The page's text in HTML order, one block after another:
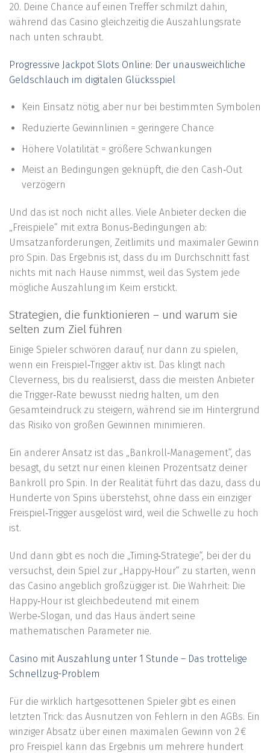
20. Deine Chance auf einen Treffer schmilzt dahin,
während das Casino gleichzeitig die Auszahlungsrate
nach unten schraubt.
Progressive Jackpot Slots Online: Der unausweichliche
Geldschlauch im digitalen Glücksspiel
Kein Einsatz nötig, aber nur bei bestimmten Symbolen
Reduzierte Gewinnlinien = geringere Chance
Höhere Volatilität = größere Schwankungen
Meist an Bedingungen geknüpft, die den Cash‑Out
verzögern
Und das ist noch nicht alles. Viele Anbieter decken die
„Freispiele“ mit extra Bonus‑Bedingungen ab:
Umsatzanforderungen, Zeitlimits und maximaler Gewinn
pro Spin. Das Ergebnis ist, dass du im Durchschnitt fast
nichts mit nach Hause nimmst, weil das System jede
mögliche Auszahlung im Keim erstickt.
Strategien, die funktionieren – und warum sie
selten zum Ziel führen
Einige Spieler schwören darauf, nur dann zu spielen,
wenn ein Freispiel‑Trigger aktiv ist. Das klingt nach
Cleverness, bis du realisierst, dass die meisten Anbieter
die Trigger‑Rate bewusst niedrig halten, um den
Gesamteindruck zu steigern, während sie im Hintergrund
das Risiko von großen Gewinnen minimieren.
Ein anderer Ansatz ist das „Bankroll‑Management“, das
besagt, du setzt nur einen kleinen Prozentsatz deiner
Bankroll pro Spin. In der Realität führt das dazu, dass du
Hunderte von Spins überstehst, ohne dass ein einziger
Freispiel‑Trigger ausgelöst wird, weil die Schwelle zu hoch
ist.
Und dann gibt es noch die „Timing‑Strategie“, bei der du
versuchst, dein Spiel zur „Happy‑Hour“ zu starten, wenn
das Casino angeblich großzügiger ist. Die Wahrheit: Die
Happy‑Hour ist gleichbedeutend mit einem
Werbe‑Slogan, und das Haus ändert seine
mathematischen Parameter nie.
Casino mit Auszahlung unter 1 Stunde – Das trottelige
Schnellzug-Problem
Für die wirklich hartgesottenen Spieler gibt es einen
letzten Trick: das Ausnutzen von Fehlern in den AGBs. Ein
winziger Absatz über einen maximalen Gewinn von 2 €
pro Freispiel kann das Ergebnis um mehrere hundert